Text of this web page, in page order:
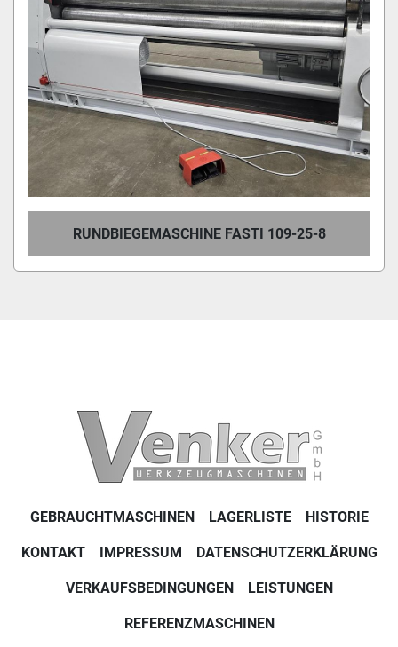
RUNDBIEGEMASCHINE FASTI 109-25-8
GEBRAUCHTMASCHINEN LAGERLISTE HISTORIE
KONTAKT IMPRESSUM DATENSCHUTZERKLÄRUNG
VERKAUFSBEDINGUNGEN LEISTUNGEN
REFERENZMASCHINEN